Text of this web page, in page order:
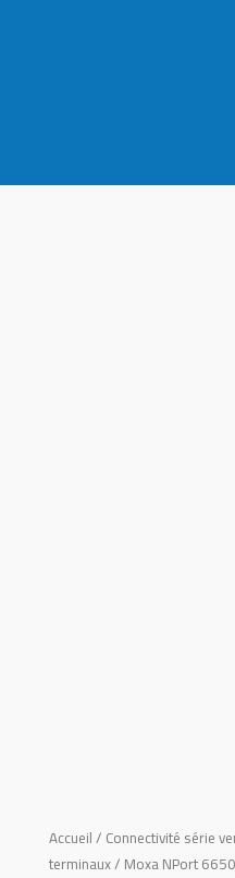
Accueil / Connectivité série
terminaux/ Moxa NPort